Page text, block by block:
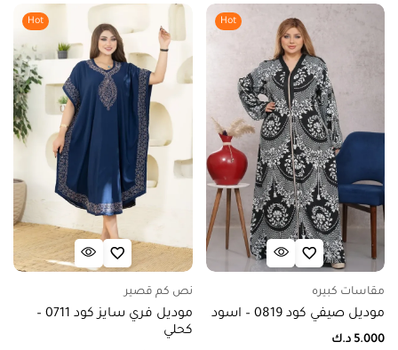
Hot
مقاسات كبيره
موديل صيفي كود 0819 – اسود
5.000 د.ك
Hot
نص كم قصير
موديل فري سايز كود 0711 –
كحلي